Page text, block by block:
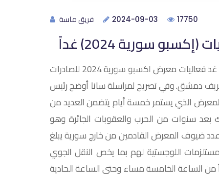
فريق ماسة 2024-09-03 17750
بمشاركة 600 شركة وعلى مساحة 50 ألف متر تنطلق يوم غد فعاليات معرض اكسبو سورية 2024 للصادرات
دمشق. وفي تصريح لمراسلة سانا أوضح رئيس
المعرض الذي يستمر خمسة أيام يتضمن العديد من
بعد سنوات من الحرب والعقوبات الجائرة وهو
ضيوف المعرض القادمين من خارج سورية يبلغ
اللوجستية لهم بما يخص النقل الجوي
من الساعة الخامسة مساء وحتى الساعة الحادية